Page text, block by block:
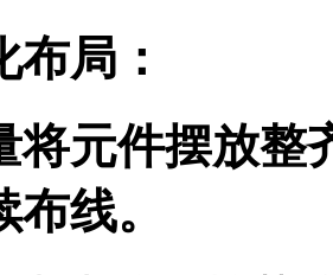
布局：
将元件摆放整
布线。